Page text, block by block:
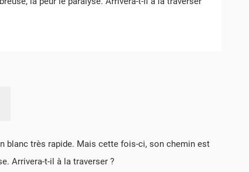
blanc très rapide. Mais cette fois-ci, son chemin est
Arrivera-t-il à la traverser ?